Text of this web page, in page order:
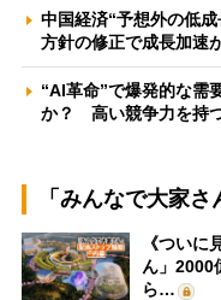
中国経済“予想外の低
方針の修正で成長加速
“AI革命”で爆発的な需
か？ 高い競争力を持
「みんなで大家
《ついに
ん」2000
ら…